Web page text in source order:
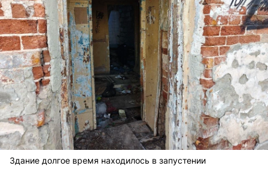
Здание долгое время находилось в запустении